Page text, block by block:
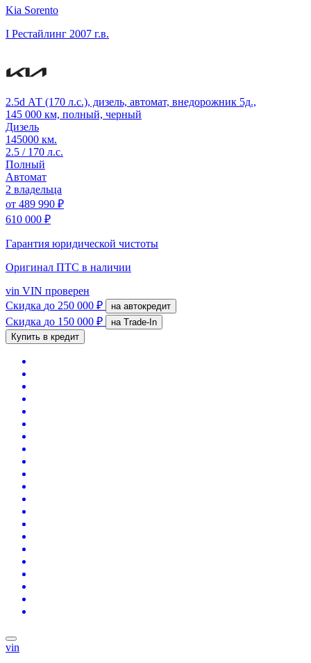
Kia Sorento
I Рестайлинг 2007 г.в.
2.5d АТ (170 л.с.), дизель, автомат, внедорожник 5д.,
145 000 км, полный, черный
Дизель
145000 км.
2.5 / 170 л.с.
Полный
Автомат
2 владельца
от 489 990 ₽
610 000 ₽
Гарантия юридической чистоты
Оригинал ПТС в наличии
vin VIN проверен
Скидка до 250 000 ₽ на автокредит
Скидка до 150 000 ₽
на Trade-In
Купить в кредит
vin